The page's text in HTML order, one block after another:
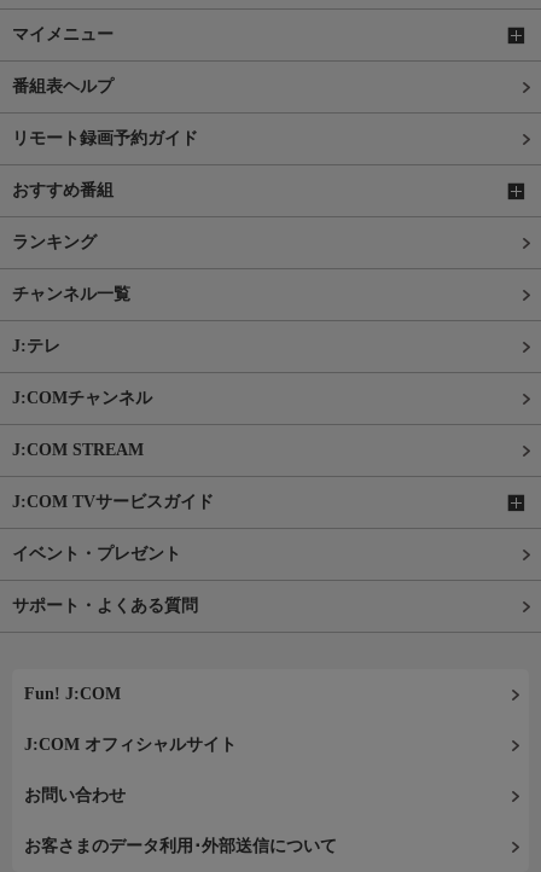
マイメニュー
番組表ヘルプ
リモート録画予約ガイド
おすすめ番組
ランキング
チャンネル一覧
J:テレ
J:COMチャンネル
J:COM STREAM
J:COM TVサービスガイド
イベント・プレゼント
サポート・よくある質問
Fun! J:COM
J:COM オフィシャルサイト
お問い合わせ
お客さまのデータ利用･外部送信について